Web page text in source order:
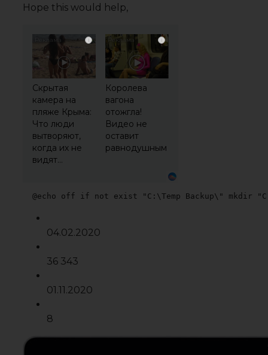
Hope this would help,
i
Скрытая
камера на
пляже Крыма:
Что люди
вытворяют,
когда их не
видят...
i
Королева
вагона
отожгла!
Видео не
оставит
равнодушным
@echo off if not exist "C:\Temp Backup\" mkdir
04.02.2020
36 343
01.11.2020
8